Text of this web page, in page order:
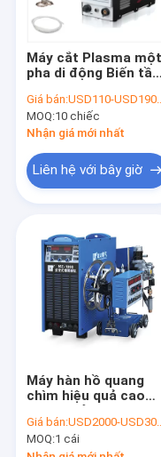
Máy cắt Plasma một
pha di động Biến tần
Giá bán:USD110-USD190/PC
MOQ:10 chiếc
Nhận giá mới nhất
Liên hệ với bây giờ
Máy hàn hồ quang
chìm hiệu quả cao
60Hz
Giá bán:USD2000-USD3000/PC
MOQ:1 cái